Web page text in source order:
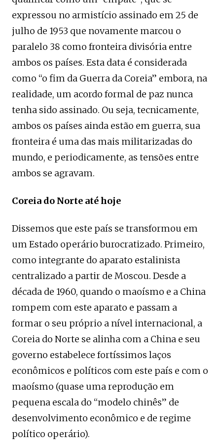
expressou no armistício assinado em 25 de
julho de 1953 que novamente marcou o
paralelo 38 como fronteira divisória entre
ambos os países. Esta data é considerada
como “o fim da Guerra da Coreia” embora, na
realidade, um acordo formal de paz nunca
tenha sido assinado. Ou seja, tecnicamente,
ambos os países ainda estão em guerra, sua
fronteira é uma das mais militarizadas do
mundo, e periodicamente, as tensões entre
ambos se agravam.
Coreia do Norte até hoje
Dissemos que este país se transformou em
um Estado operário burocratizado. Primeiro,
como integrante do aparato estalinista
centralizado a partir de Moscou. Desde a
década de 1960, quando o maoísmo e a China
rompem com este aparato e passam a
formar o seu próprio a nível internacional, a
Coreia do Norte se alinha com a China e seu
governo estabelece fortíssimos laços
econômicos e políticos com este país e com o
maoísmo (quase uma reprodução em
pequena escala do “modelo chinês” de
desenvolvimento econômico e de regime
político operário).